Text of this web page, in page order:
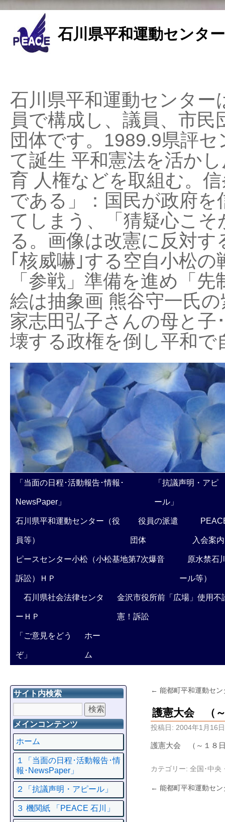
石川県平和運動センタ
石川県平和運動センタ
員で構成し、議員、市
団体です。1989.9県評
て誕生 平和憲法を活か
育 人権などを取組む。
である」：国民が政府
てしまう、「猜疑心こ
る。画像は改憲に反対
｢核威嚇｣する空自小松
「参戦」準備を進め「
絵は抽象画 熊谷守一氏
家志田弘子さんの母と子
壊する政権を倒し平和
「当面の日程･活動報告･情報･
NewsPaper」
「抗議声明・アピ
ール」
石川県平和運動センター（役
員等）
役員の派遣
団体 入会案内
ピースセンター小松（小松基地第7次爆音
訴訟）ＨＰ
原水禁石
ール等）
石川県社会法律センタ
ーＨＰ
金沢市役所前「広場」使用不
憲！訴訟
「ご意見をどう
ぞ」
ホー
ム
← 能都町平和運動セン
護憲大会 （
投稿日: 2004年1月16日
護憲大会 （～１８
カテゴリー: 全国･中央
← 能都町平和運動セン
サイト内検索
メインコンテンツ
ホーム
１「当面の日程･活動報告･情
報･NewsPaper」
２「抗議声明・アピール」
３ 機関紙 「PEACE 石川」